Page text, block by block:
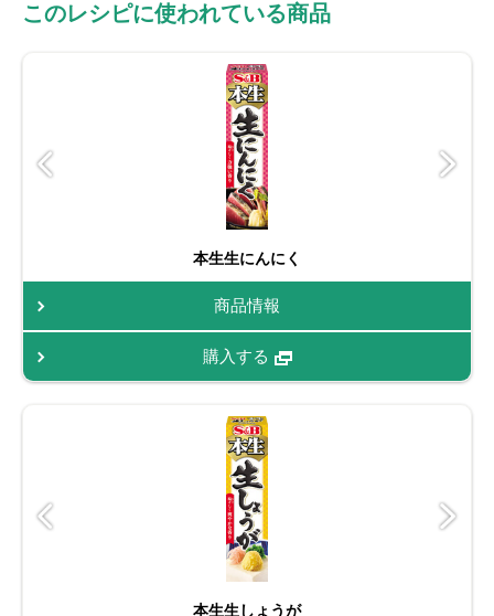
このレシピに使われている商品
本生生にんにく
商品情報
購入する
本生生しょうが